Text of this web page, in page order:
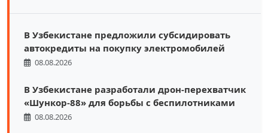
В Узбекистане предложили субсидировать
автокредиты на покупку электромобилей
08.08.2026
В Узбекистане разработали дрон-перехватчик
«Шункор-88» для борьбы с беспилотниками
08.08.2026